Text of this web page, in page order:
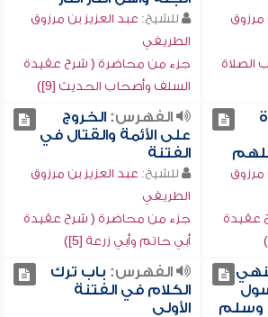
مرزوق
الصلاة
للشيخ: عبد العزيز بن مرزوق
الطريفي
جزء من محاضرة ( شرح عقيدة
السلف وأصحاب الحديث [9])
مرزوق
عقيدة
الفهرس:الخروج
على الأئمة والقتال في
الفتنة
للشيخ: عبد العزيز بن مرزوق
الطريفي
جزء من محاضرة ( شرح عقيدة
أبي حاتم وأبي زرعة [5])
وسلم
الفهرس: باب ترك
الكلام في الفتنة
الأولى